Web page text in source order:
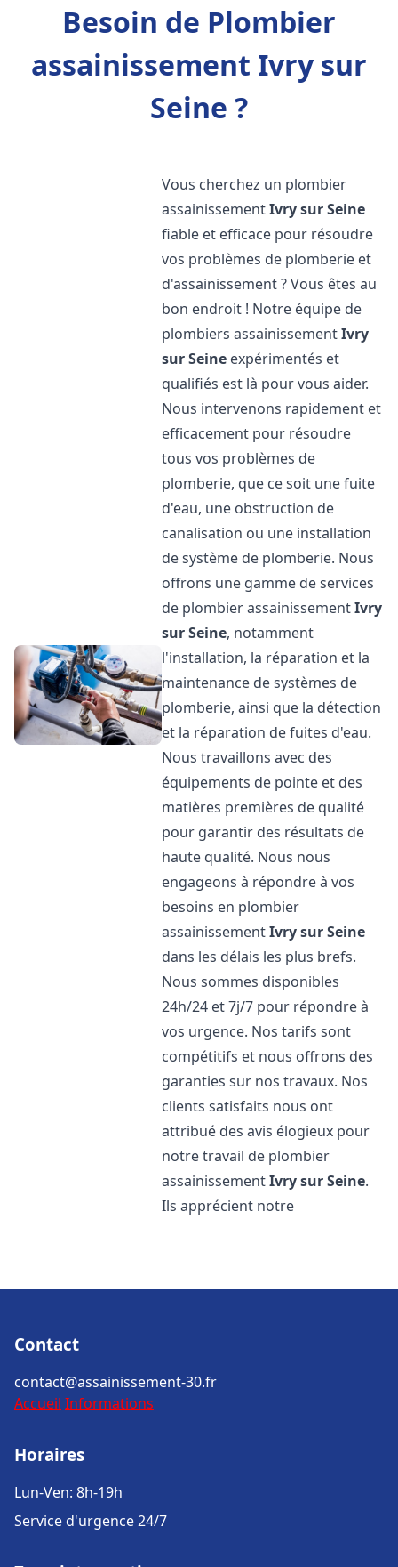
Besoin de Plombier
assainissement Ivry sur
Seine ?
Vous cherchez un plombier
assainissementIvry sur Seine
fiable et efficace pour résoudre
vos problèmes de plomberie et
d'assainissement ? Vous êtes au
bon endroit ! Notre équipe de
plombiers assainissementIvry
sur Seine expérimentés et
qualifiés est là pour vous aider.
Nous intervenons rapidement et
efficacement pour résoudre
tous vos problèmes de
plomberie, que ce soit une fuite
d'eau, une obstruction de
canalisation ou une installation
de système de plomberie. Nous
offrons une gamme de services
de plombier assainissementIvry
sur Seine, notamment
l'installation, la réparation et la
maintenance de systèmes de
plomberie, ainsi que la détection
et la réparation de fuites d'eau.
Nous travaillons avec des
équipements de pointe et des
matières premières de qualité
pour garantir des résultats de
haute qualité. Nous nous
engageons à répondre à vos
besoins en plombier
assainissementIvry sur Seine
dans les délais les plus brefs.
Nous sommes disponibles
24h/24 et 7j/7 pour répondre à
vos urgence. Nos tarifs sont
compétitifs et nous offrons des
garanties sur nos travaux. Nos
clients satisfaits nous ont
attribué des avis élogieux pour
notre travail de plombier
assainissementIvry sur Seine.
Ils apprécient notre
Contact
contact@assainissement-30.fr
Accueil Informations
Horaires
Lun-Ven: 8h-19h
Service d'urgence 24/7